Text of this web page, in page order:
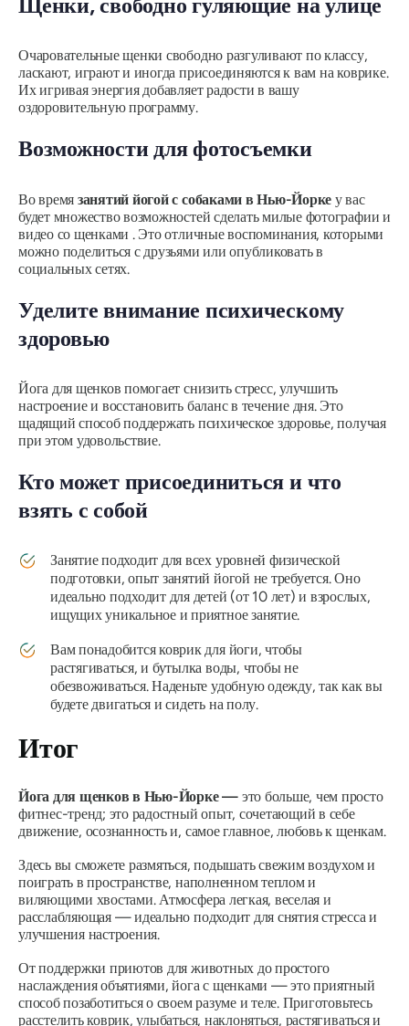
Очаровательные щенки свободно разгуливают по классу,
ласкают, играют и иногда присоединяются к вам на коврике.
Их игривая энергия добавляет радости в вашу
оздоровительную программу.
Возможности для фотосъемки
Во время занятий йогой с собаками в Нью-Йорке у вас
будет множество возможностей сделать милые фотографии и
видео со щенками . Это отличные воспоминания, которыми
можно поделиться с друзьями или опубликовать в
социальных сетях.
Уделите внимание психическому
здоровью
Йога для щенков помогает снизить стресс, улучшить
настроение и восстановить баланс в течение дня. Это
щадящий способ поддержать психическое здоровье, получая
при этом удовольствие.
Кто может присоединиться и что
взять с собой
Занятие подходит для всех уровней физической
подготовки, опыт занятий йогой не требуется. Оно
идеально подходит для детей (от 10 лет) и взрослых,
ищущих уникальное и приятное занятие.
Вам понадобится коврик для йоги, чтобы
растягиваться, и бутылка воды, чтобы не
обезвоживаться. Наденьте удобную одежду, так как вы
будете двигаться и сидеть на полу.
Итог
Йога для щенков в Нью-Йорке — это больше, чем просто
фитнес-тренд; это радостный опыт, сочетающий в себе
движение, осознанность и, самое главное, любовь к щенкам.
Здесь вы сможете размяться, подышать свежим воздухом и
поиграть в пространстве, наполненном теплом и
виляющими хвостами. Атмосфера легкая, веселая и
расслабляющая — идеально подходит для снятия стресса и
улучшения настроения.
От поддержки приютов для животных до простого
наслаждения объятиями, йога с щенками — это приятный
способ позаботиться о своем разуме и теле. Приготовьтесь
расстелить коврик, улыбаться, наклоняться, растягиваться и